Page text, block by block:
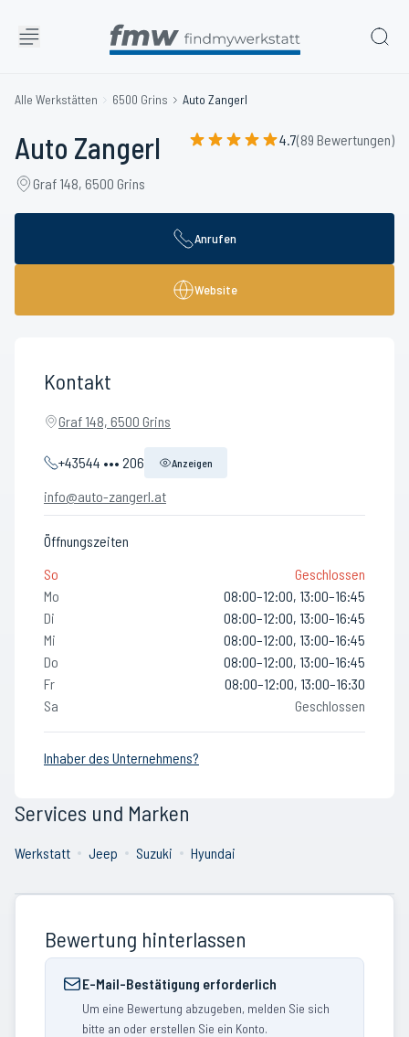
Alle Werkstätten 6500 Grins Auto Zangerl
Auto Zangerl 4.7(89 Bewertungen)
Graf 148, 6500 Grins
Anrufen
Website
Kontakt
Graf 148, 6500 Grins
+43544 ••• 206 Anzeigen
info@auto-zangerl.at
Öffnungszeiten
So
Geschlossen
Mo
08:00–12:00, 13:00–16:45
Di
08:00–12:00, 13:00–16:45
Mi
08:00–12:00, 13:00–16:45
Do
08:00–12:00, 13:00–16:45
Fr
08:00–12:00, 13:00–16:30
Sa
Geschlossen
Inhaber des Unternehmens?
Services und Marken
Werkstatt Jeep Suzuki Hyundai
Bewertung hinterlassen
E-Mail-Bestätigung erforderlich
Um eine Bewertung abzugeben, melden Sie sich
bitte an oder erstellen Sie ein Konto.